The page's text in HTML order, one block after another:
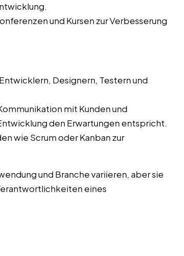
und Kursen zur Verbesserung
Designern, Testern und
mit Kunden und
den Erwartungen entspricht.
wie Scrum oder Kanban zur
und Branche variieren, aber sie
eines